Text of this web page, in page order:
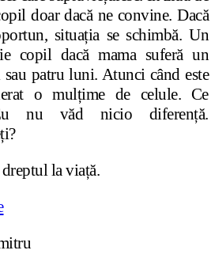
doar dacă ne convine. Dacă
situația se schimbă. Un
copil dacă mama suferă un
patru luni. Atunci când este
o mulțime de celule. Ce
nu văd nicio diferență.
dreptul la viață.